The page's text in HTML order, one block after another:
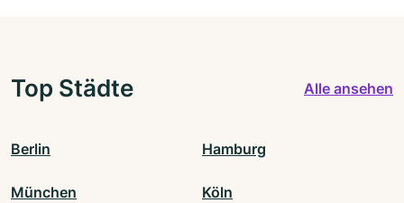
Top Städte Alle ansehen
Berlin Hamburg
München Köln